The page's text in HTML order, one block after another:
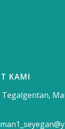
KAMI
Tegalgentan,